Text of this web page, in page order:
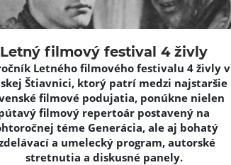
Letný filmový festival 4 živly
Letného filmového festivalu 4 živly v
Štiavnici, ktorý patrí medzi najstaršie
filmové podujatia, ponúkne nielen
filmový repertoár postavený na
téme Generácia, ale aj bohatý
a umelecký program, autorské
stretnutia a diskusné panely.